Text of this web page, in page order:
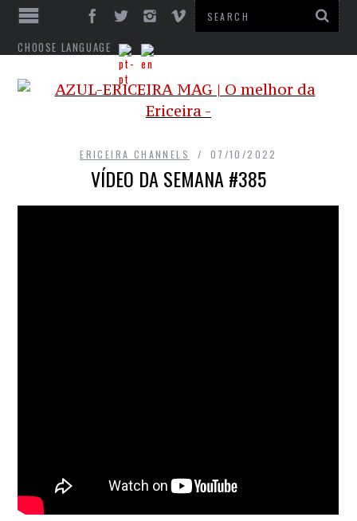
CHOOSE LANGUAGE
ERICEIRA CHANNELS 07/10/2022
VÍDEO DA SEMANA #385